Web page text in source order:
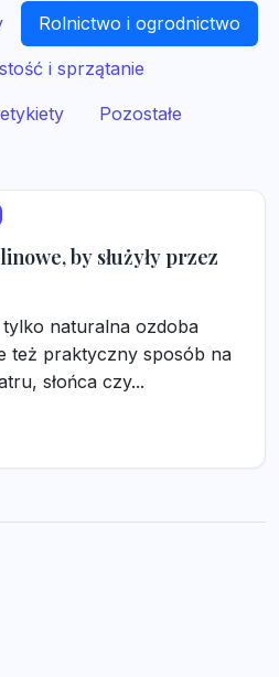
Rolnictwo i ogrodnictwo
i sprzątanie
Pozostałe
by służyły przez
naturalna ozdoba
też praktyczny sposób na
słońca czy...